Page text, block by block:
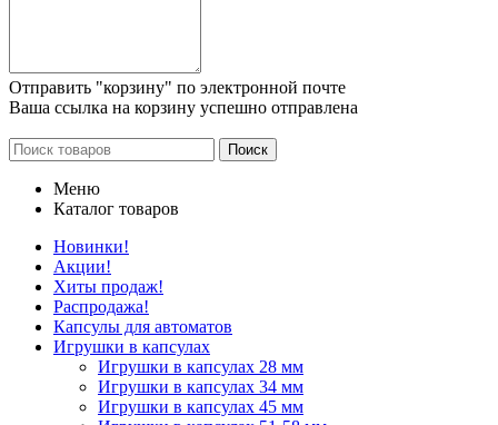
Отправить "корзину" по электронной почте
Ваша ссылка на корзину успешно отправлена
Поиск
Меню
Каталог товаров
Новинки!
Акции!
Хиты продаж!
Распродажа!
Капсулы для автоматов
Игрушки в капсулах
Игрушки в капсулах 28 мм
Игрушки в капсулах 34 мм
Игрушки в капсулах 45 мм